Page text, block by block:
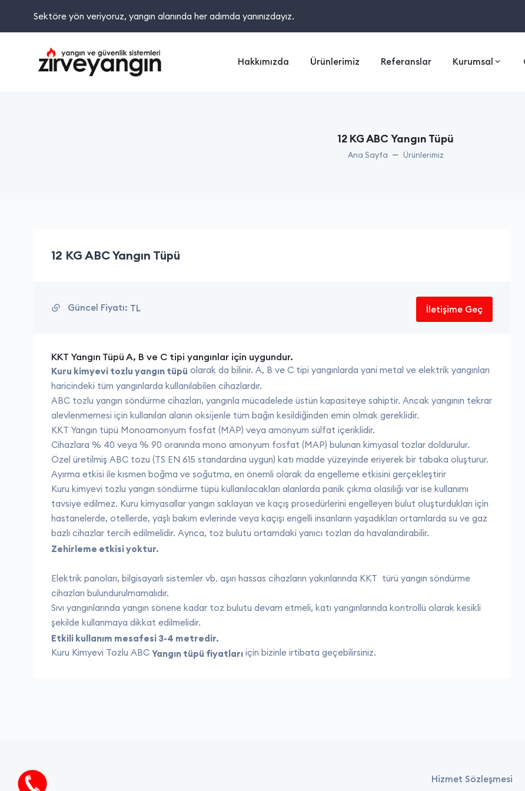
Sektöre yön veriyoruz, yangın alanında her adımda yanınızdayız.
Hakkımızda Ürünlerimiz Referanslar Kurumsal
12 KG ABC Yangın Tüpü
Ana Sayfa Ürünlerimiz
12 KG ABC Yangın Tüpü
Güncel Fiyatı: TL İletişime Geç
KKT Yangın Tüpü A, B ve C tipi yangınlar için uygundur.
Kuru kimyevi tozlu yangın tüpü olarak da bilinir. A, B ve C tipi yangınlarda yani metal ve elektrik yangınları
haricindeki tüm yangınlarda kullanılabilen cihazlardır.
ABC tozlu yangın söndürme cihazları, yangınla mücadelede üstün kapasiteye sahiptir. Ancak yangının tekrar
alevlenmemesi için kullanılan alanın oksijenle tüm bağın kesildiğinden emin olmak gereklidir.
KKT Yangın tüpü Monoamonyum fosfat (MAP) veya amonyum sülfat içeriklidir.
Cihazlara % 40 veya % 90 oranında mono amonyum fosfat (MAP) bulunan kimyasal tozlar doldurulur.
Özel üretilmiş ABC tozu (TS EN 615 standardına uygun) katı madde yüzeyinde eriyerek bir tabaka oluşturur.
Ayırma etkisi ile kısmen boğma ve soğutma, en önemli olarak da engelleme etkisini gerçekleştirir
Kuru kimyevi tozlu yangın söndürme tüpü kullanılacakları alanlarda panik çıkma olasılığı var ise kullanımı
tavsiye edilmez. Kuru kimyasallar yangın saklayan ve kaçış prosedürlerini engelleyen bulut oluşturdukları için
hastanelerde, otellerde, yaşlı bakım evlerinde veya kaçışı engelli insanların yaşadıkları ortamlarda su ve gaz
bazlı cihazlar tercih edilmelidir. Ayrıca, toz bulutu ortamdaki yanıcı tozları da havalandırabilir.
Zehirleme etkisi yoktur.
Elektrik panoları, bilgisayarlı sistemler vb. aşırı hassas cihazların yakınlarında KKT türü yangın söndürme
cihazları bulundurulmamalıdır.
Sıvı yangınlarında yangın sönene kadar toz bulutu devam etmeli, katı yangınlarında kontrollü olarak kesikli
şekilde kullanmaya dikkat edilmelidir.
Etkili kullanım mesafesi 3-4 metredir.
Kuru Kimyevi Tozlu ABC Yangın tüpü fiyatları için bizinle irtibata geçebilirsiniz.
Hizmet Sözleşmesi